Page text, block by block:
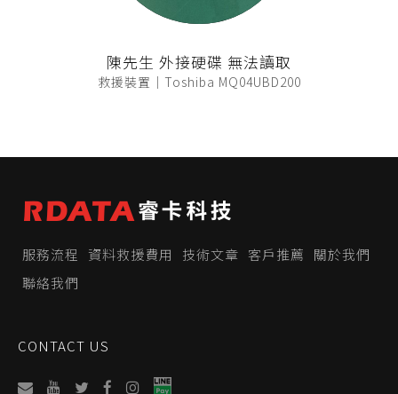
陳先生 外接硬碟 無法讀取
救援裝置｜Toshiba MQ04UBD200
服務流程 資料救援費用 技術文章 客戶推薦
關於我們
聯絡我們
CONTACT US